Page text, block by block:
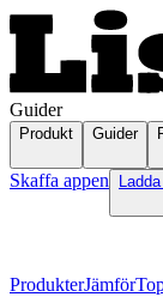
Guider
Produkt Guider
Skaffa appen
ProdukterJämför